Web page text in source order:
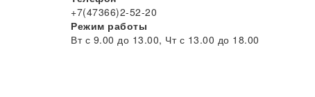
+7(47366)2-52-20
Режим работы
Вт с 9.00 до 13.00, Чт с 13.00 до 18.00